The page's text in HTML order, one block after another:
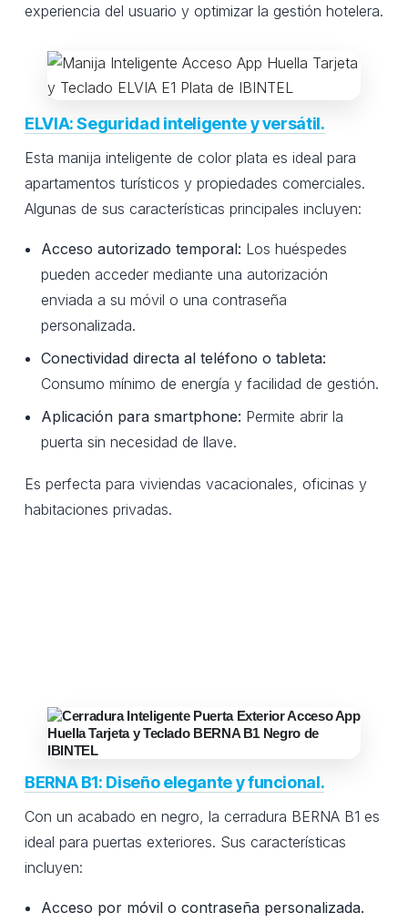
experiencia del usuario y optimizar la gestión hotelera.
ELVIA: Seguridad inteligente y versátil.
Esta manija inteligente de color plata es ideal para
apartamentos turísticos y propiedades comerciales.
Algunas de sus características principales incluyen:
Acceso autorizado temporal: Los huéspedes
pueden acceder mediante una autorización
enviada a su móvil o una contraseña
personalizada.
Conectividad directa al teléfono o tableta:
Consumo mínimo de energía y facilidad de gestión.
Aplicación para smartphone: Permite abrir la
puerta sin necesidad de llave.
Es perfecta para viviendas vacacionales, oficinas y
habitaciones privadas.
BERNA B1: Diseño elegante y funcional.
Con un acabado en negro, la cerradura BERNA B1 es
ideal para puertas exteriores. Sus características
incluyen:
Acceso por móvil o contraseña personalizada.